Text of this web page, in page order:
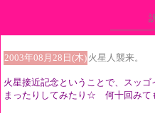
2003年08月28日(木) 火星人襲来。
火星接近記念ということで、スッゴ
まったりしてみたり☆ 何十回みて